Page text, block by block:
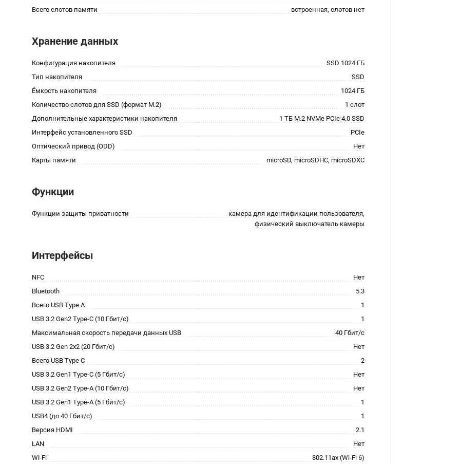
Всего слотов памяти
встроенная, слотов нет
Хранение данных
Конфигурация накопителя
SSD 1024 ГБ
Тип накопителя
SSD
Ёмкость накопителя
1024 ГБ
Количество слотов для SSD (формат M.2)
1 слот
Дополнительные характеристики накопителя
1 ТБ M.2 NVMe PCIe 4.0 SSD
Интерфейс установленного SSD
PCIe
Оптический привод (ODD)
Нет
Карты памяти
microSD, microSDHC, microSDXC
Функции
Функции защиты приватности
камера для идентификации пользователя,
физический выключатель камеры
Интерфейсы
NFC
Нет
Bluetooth
5.3
Всего USB Type A
1
USB 3.2 Gen2 Type-C (10 Гбит/с)
1
Максимальная скорость передачи данных USB
40 Гбит/с
USB 3.2 Gen 2x2 (20 Гбит/с)
Нет
Всего USB Type C
2
USB 3.2 Gen1 Type-C (5 Гбит/с)
Нет
USB 3.2 Gen2 Type-A (10 Гбит/с)
Нет
USB 3.2 Gen1 Type-A (5 Гбит/с)
1
USB4 (до 40 Гбит/с)
1
Версия HDMI
2.1
LAN
Нет
Wi-Fi
802.11ax (Wi-Fi 6)